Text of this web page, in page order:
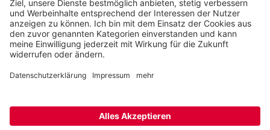
ANIMATIONEN STOPPEN
Einstellungen zurücksetzen